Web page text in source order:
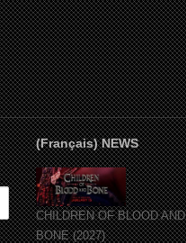
(Français) NEWS
CHILDREN OF BLOOD AND
BONE (2027)